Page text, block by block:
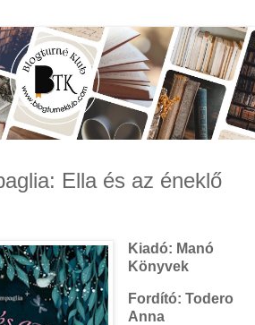
Ella és az éneklő
Kiadó: Manó
Könyvek
Fordító: Todero
Anna